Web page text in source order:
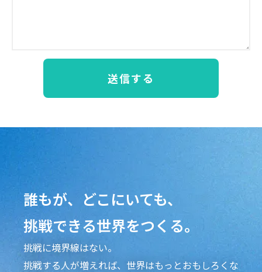
送信する
誰もが、どこにいても、
挑戦できる世界をつくる。
挑戦に境界線はない。
挑戦する人が増えれば、世界はもっとおもしろくな